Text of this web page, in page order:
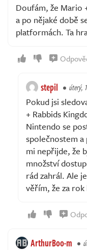
Doufám, že Mario
a po nějaké době
platformách. Ta
stepil úterý,
Pokud jsi
+ Rabbids
Nintendo se
společnostem
mi nepřijde, že
množství
rád zahrál. Ale
věřím, že za
ArthurBoo-m